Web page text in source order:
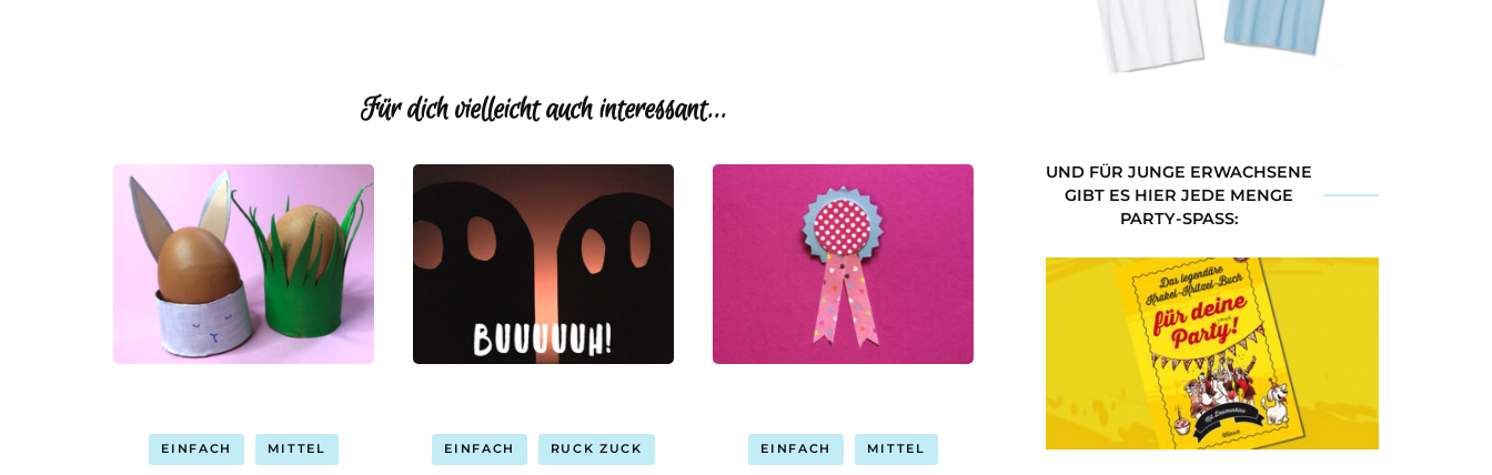
Für dich vielleicht auch interessant...
EINFACH MITTEL EINFACH RUCK ZUCK EINFACH MITTEL
UND FÜR JUNGE ERWACHSENE
GIBT ES HIER JEDE MENGE
PARTY-SPASS: